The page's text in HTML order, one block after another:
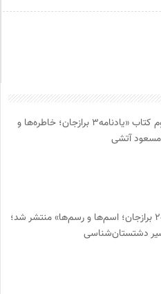
انتشار جلد سوم کتاب «یادنامه۳ برازجان؛ خاطره‌ها و
مسعود آتشی
کتاب «یادنامه۲ برازجان؛ اسم‌ها و رسم‌ها» منتشر شد؛
دشتستان‌شناسی